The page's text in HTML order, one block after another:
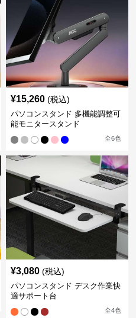
¥15,260 (税込)
パソコンスタンド 多機能調整可
能モニタースタンド
全6色
¥3,080 (税込)
パソコンスタンド デスク作業快
適サポート台
全4色